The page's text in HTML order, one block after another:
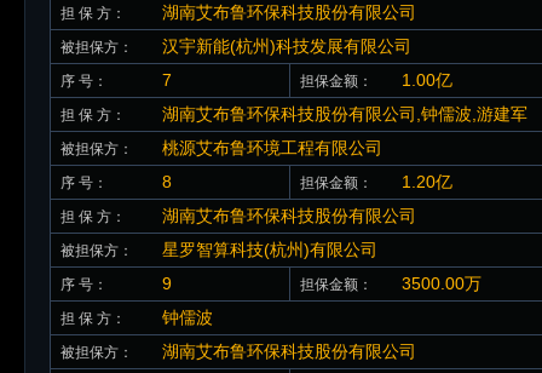
担 保 方： 湖南艾布鲁环保科技股份有限公司
被担保方： 汉宇新能(杭州)科技发展有限公司
序 号： 7 担保金额： 1.00亿
担 保 方： 湖南艾布鲁环保科技股份有限公司,钟儒波,游建军
被担保方： 桃源艾布鲁环境工程有限公司
序 号： 8 担保金额： 1.20亿
担 保 方： 湖南艾布鲁环保科技股份有限公司
被担保方： 星罗智算科技(杭州)有限公司
序 号： 9 担保金额： 3500.00万
担 保 方： 钟儒波
被担保方： 湖南艾布鲁环保科技股份有限公司